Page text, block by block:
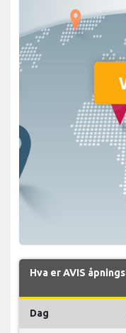
Hva er AVIS
Dag